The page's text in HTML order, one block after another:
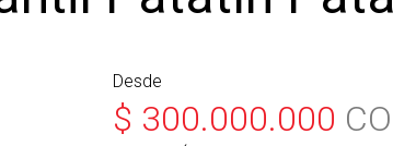
Desde
$ 300.000.000